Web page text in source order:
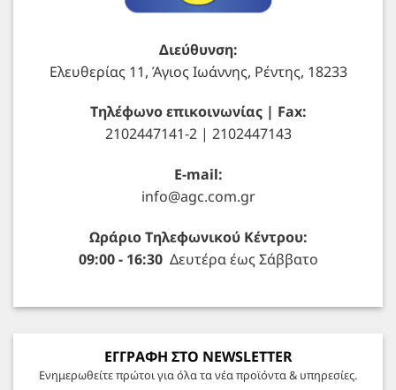
Διεύθυνση:
Ελευθερίας 11, Άγιος Ιωάννης, Ρέντης, 18233
Τηλέφωνο επικοινωνίας | Fax:
2102447141-2 | 2102447143
E-mail:
info@agc.com.gr
Ωράριο Τηλεφωνικού Κέντρου:
09:00 - 16:30Δευτέρα έως Σάββατο
ΕΓΓΡΑΦΗ ΣΤΟ NEWSLETTER
Ενημερωθείτε πρώτοι για όλα τα νέα προϊόντα & υπηρεσίες.